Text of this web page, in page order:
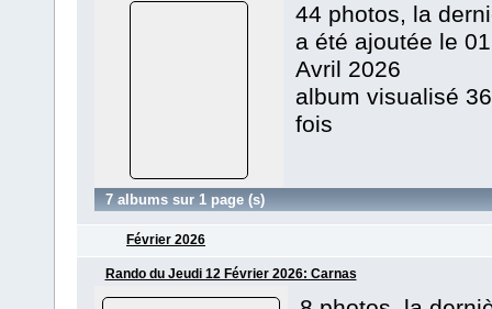
44 photos, la
a été ajoutée le 01
Avril 2026
album visualisé 36
fois
7 albums sur 1 page (s)
Février 2026
Rando du Jeudi 12 Février 2026: Carnas